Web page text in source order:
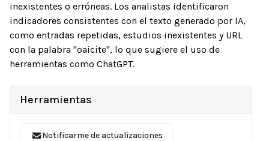
inexistentes o erróneas. Los analistas identificaron
indicadores consistentes con el texto generado por IA,
como entradas repetidas, estudios inexistentes y URL
con la palabra "oaicite", lo que sugiere el uso de
herramientas como ChatGPT.
Herramientas
Notificarme de actualizaciones